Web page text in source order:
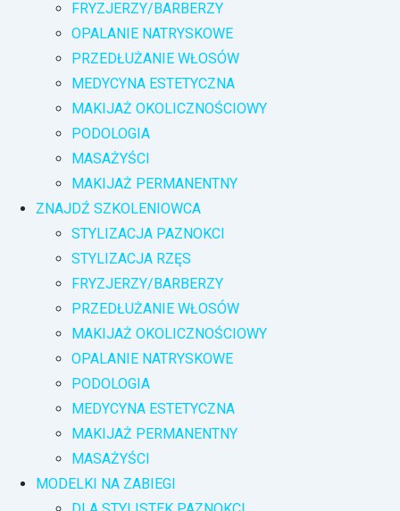
FRYZJERZY/BARBERZY
OPALANIE NATRYSKOWE
PRZEDŁUŻANIE WŁOSÓW
MEDYCYNA ESTETYCZNA
MAKIJAŻ OKOLICZNOŚCIOWY
PODOLOGIA
MASAŻYŚCI
MAKIJAŻ PERMANENTNY
ZNAJDŹ SZKOLENIOWCA
STYLIZACJA PAZNOKCI
STYLIZACJA RZĘS
FRYZJERZY/BARBERZY
PRZEDŁUŻANIE WŁOSÓW
MAKIJAŻ OKOLICZNOŚCIOWY
OPALANIE NATRYSKOWE
PODOLOGIA
MEDYCYNA ESTETYCZNA
MAKIJAŻ PERMANENTNY
MASAŻYŚCI
MODELKI NA ZABIEGI